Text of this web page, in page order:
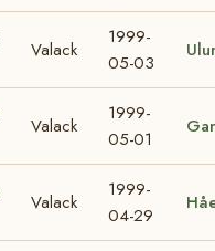
Valack
1999-
05-03
Valack
1999-
05-01
Valack
1999-
04-29